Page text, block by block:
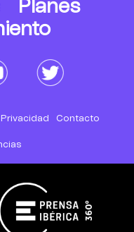
Planes
Privacidad Contacto